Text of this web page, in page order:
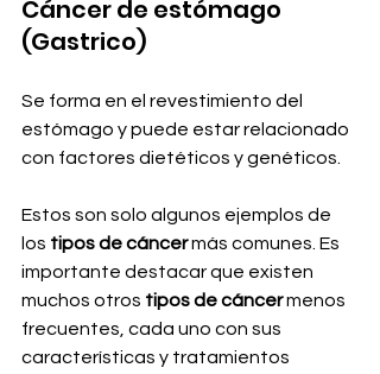
Cáncer de estómago
(Gastrico)
Se forma en el revestimiento del
estómago y puede estar relacionado
con factores dietéticos y genéticos.
Estos son solo algunos ejemplos de
los tipos de cáncer más comunes. Es
importante destacar que existen
muchos otros tipos de cáncer menos
frecuentes, cada uno con sus
características y tratamientos